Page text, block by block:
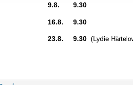
9.8. 9.30
16.8. 9.30
23.8. 9.30(Lydie